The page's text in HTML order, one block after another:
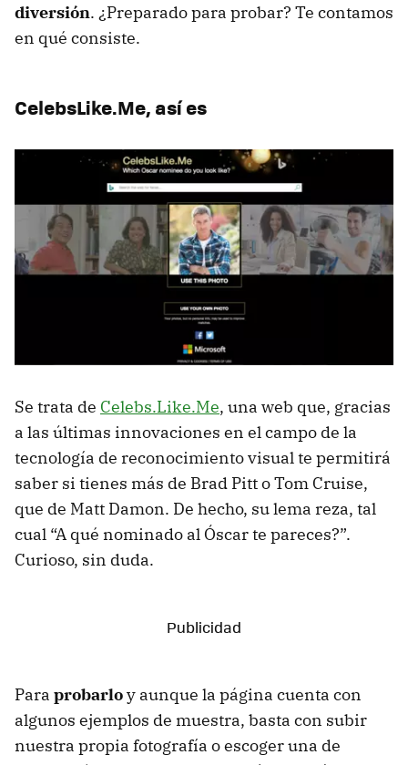
diversión. ¿Preparado para probar? Te contamos
en qué consiste.
CelebsLike.Me, así es
Se trata de Celebs.Like.Me, una web que, gracias
a las últimas innovaciones en el campo de la
tecnología de reconocimiento visual te permitirá
saber si tienes más de Brad Pitt o Tom Cruise,
que de Matt Damon. De hecho, su lema reza, tal
cual “A qué nominado al Óscar te pareces?”.
Curioso, sin duda.
Para probarloy aunque la página cuenta con
algunos ejemplos de muestra, basta con subir
nuestra propia fotografía o escoger una de